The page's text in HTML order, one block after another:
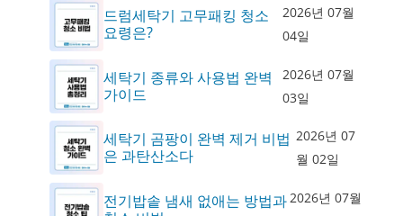
드럼세탁기 고무패킹 청소
요령은?
2026년 07월
04일
세탁기 종류와 사용법 완벽
가이드
2026년 07월
03일
세탁기 곰팡이 완벽 제거 비법
은 과탄산소다
2026년 07
월 02일
전기밥솥 냄새 없애는 방법과2026년 07월